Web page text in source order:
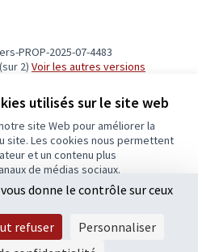
utilisés sur le site web
site Web pour améliorer la
site. Les cookies nous permettent
et un contenu plus
de médias sociaux.
accepter
les cookies essentiels
PROP-2025-07-4483
(sur 2)
voir les autres versions
Licence
(Lien
donne le contrôle sur ceux
refuser
Personnaliser